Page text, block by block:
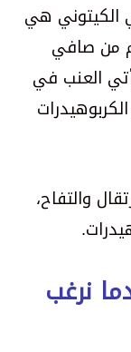
الكيتوني هي
على حوالي 20 غرام من صافي
غرام، ثم يأتي العنب في
من صافي الكربوهيدرات
والتفاح،
نرغب